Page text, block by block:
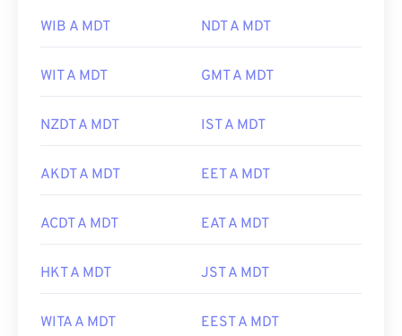
WIB A MDT NDT A MDT
WIT A MDT GMT A MDT
NZDT A MDT IST A MDT
AKDT A MDT EET A MDT
ACDT A MDT EAT A MDT
HKT A MDT JST A MDT
WITA A MDT EEST A MDT